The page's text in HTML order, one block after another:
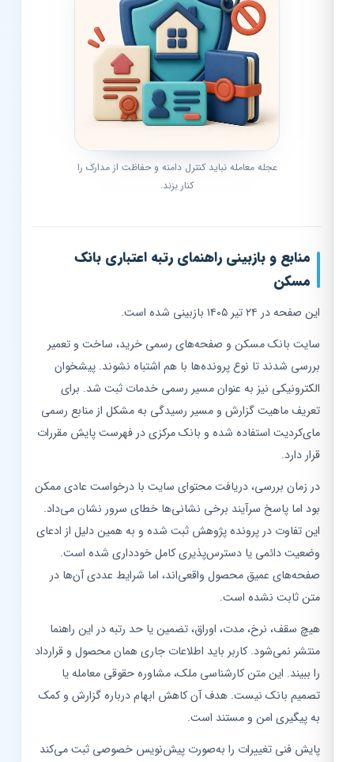
عجله معامله نباید کنترل دامنه و حفاظت از مدارک را
کنار بزند.
منابع و بازبینی راهنمای رتبه اعتباری بانک
مسکن
این صفحه در ۲۴ تیر ۱۴۰۵ بازبینی شده است.
سایت بانک مسکن و صفحه‌های رسمی خرید، ساخت و تعمیر
بررسی شدند تا نوع پرونده‌ها با هم اشتباه نشوند. پیشخوان
الکترونیکی نیز به عنوان مسیر رسمی خدمات ثبت شد. برای
تعریف ماهیت گزارش و مسیر رسیدگی به مشکل از منابع رسمی
مای‌کردیت استفاده شده و بانک مرکزی در فهرست پایش مقررات
قرار دارد.
در زمان بررسی، دریافت محتوای سایت با درخواست عادی ممکن
بود اما پاسخ سرآیند برخی نشانی‌ها خطای سرور نشان می‌داد.
این تفاوت در پرونده پژوهش ثبت شده و به همین دلیل از ادعای
وضعیت دائمی یا دسترس‌پذیری کامل خودداری شده است.
صفحه‌های عمیق محصول واقعی‌اند، اما شرایط عددی آن‌ها در
متن ثابت نشده است.
هیچ سقف، نرخ، مدت، اوراق، تضمین یا حد رتبه در این راهنما
منتشر نمی‌شود. کاربر باید اطلاعات جاری همان محصول و قرارداد
را ببیند. این متن کارشناسی ملک، مشاوره حقوقی معامله یا
تصمیم بانک نیست. هدف آن کاهش ابهام درباره گزارش و کمک
به پیگیری امن و مستند است.
پایش فنی تغییرات را به‌صورت پیش‌نویس خصوصی ثبت می‌کند